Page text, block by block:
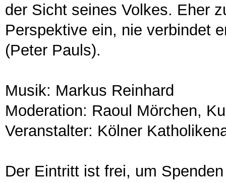
der Sicht seines Volkes. Eher
Perspektive ein, nie verbindet
(Peter Pauls).
Musik: Markus Reinhard
Moderation: Raoul Mörchen,
Veranstalter: Kölner
Der Eintritt ist frei, um